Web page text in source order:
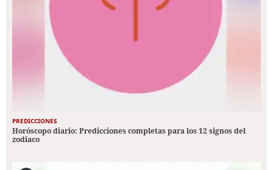
PREDICCIONES
Horóscopo diario: Predicciones completas para los 12 signos del
zodiaco